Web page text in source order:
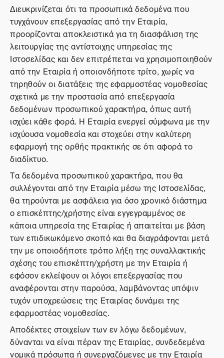
Διευκρινίζεται ότι τα προσωπικά δεδομένα που
τυγχάνουν επεξεργασίας από την Εταιρία,
προορίζονται αποκλειστικά για τη διασφάλιση της
λειτουργίας της αντίστοιχης υπηρεσίας της
Ιστοσελίδας και δεν επιτρέπεται να χρησιμοποιηθούν
από την Εταιρία ή οποιονδήποτε τρίτο, χωρίς να
τηρηθούν οι διατάξεις της εφαρμοστέας νομοθεσίας
σχετικά με την προστασία από επεξεργασία
δεδομένων προσωπικού χαρακτήρα, όπως αυτή
ισχύει κάθε φορά. Η Εταιρία ενεργεί σύμφωνα με την
ισχύουσα νομοθεσία και στοχεύει στην καλύτερη
εφαρμογή της ορθής πρακτικής σε ότι αφορά το
διαδίκτυο.
Τα δεδομένα προσωπικού χαρακτήρα, που θα
συλλέγονται από την Εταιρία μέσω της Ιστοσελίδας,
θα τηρούνται με ασφάλεια για όσο χρονικό διάστημα
ο επισκέπτης/χρήστης είναι εγγεγραμμένος σε
κάποια υπηρεσία της Εταιρίας ή απαιτείται με βάση
των επιδικωκόμενο σκοπό και θα διαγράφονται μετά
την με οποιοδήποτε τρόπο λήξη της συναλλακτικής
σχέσης του επισκέπτη/χρήστη με την Εταιρία ή
εφόσον εκλείψουν οι λόγοι επεξεργασίας που
αναφέρονται στην παρούσα, λαμβάνοντας υπόψιν
τυχόν υποχρεώσεις της Εταιρίας δυνάμει της
εφαρμοστέας νομοθεσίας.
Αποδέκτες στοιχείων των εν λόγω δεδομένων,
δύνανται να είναι πέραν της Εταιρίας, συνδεδεμένα
νομικά πρόσωπα ή συνεργαζόμενες με την Εταιρία